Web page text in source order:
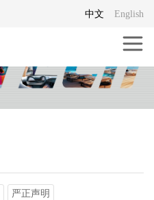
English
中文
严正声明